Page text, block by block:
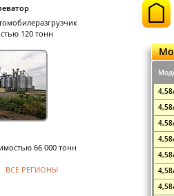
120 тонн
66 000 тонн
ВСЕ РЕГИОНЫ